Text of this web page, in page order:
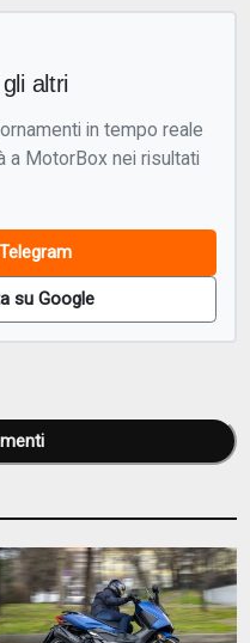
altri
in tempo reale
a MotorBox nei risultati
su Google